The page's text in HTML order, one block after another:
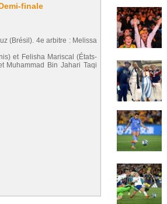
finale
(Brésil). 4e arbitre : Melissa
et Felisha Mariscal (États-
Muhammad Bin Jahari Taqi